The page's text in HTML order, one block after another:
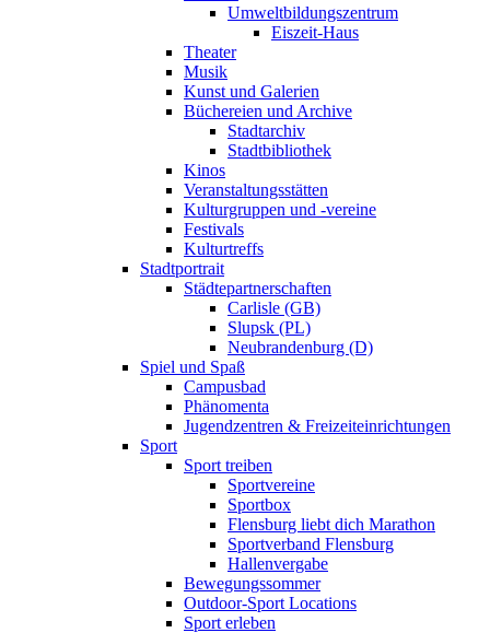
Umweltbildungszentrum
Eiszeit-Haus
Theater
Musik
Kunst und Galerien
Büchereien und Archive
Stadtarchiv
Stadtbibliothek
Kinos
Veranstaltungsstätten
Kulturgruppen und -vereine
Festivals
Kulturtreffs
Stadtportrait
Städtepartnerschaften
Carlisle (GB)
Slupsk (PL)
Neubrandenburg (D)
Spiel und Spaß
Campusbad
Phänomenta
Jugendzentren & Freizeiteinrichtungen
Sport
Sport treiben
Sportvereine
Sportbox
Flensburg liebt dich Marathon
Sportverband Flensburg
Hallenvergabe
Bewegungssommer
Outdoor-Sport Locations
Sport erleben